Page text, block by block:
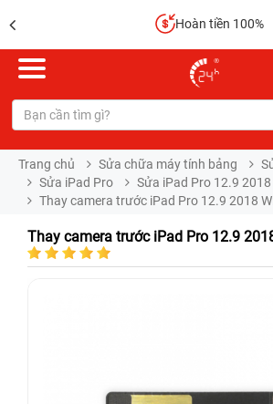
Hoàn tiền 100%
Trang chủ Sửa chữa máy tính bảng
Sửa iPad Pro
Sửa iPad Pro 12.9 2018
Thay camera trước iPad Pro 12.9 2018
Thay camera trước iPad Pro 12.9